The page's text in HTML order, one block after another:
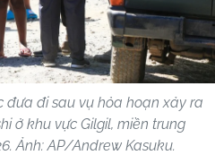
đưa đi sau vụ hỏa hoạn xảy ra
ở khu vực Gilgil, miền trung
Ảnh: AP/Andrew Kasuku.